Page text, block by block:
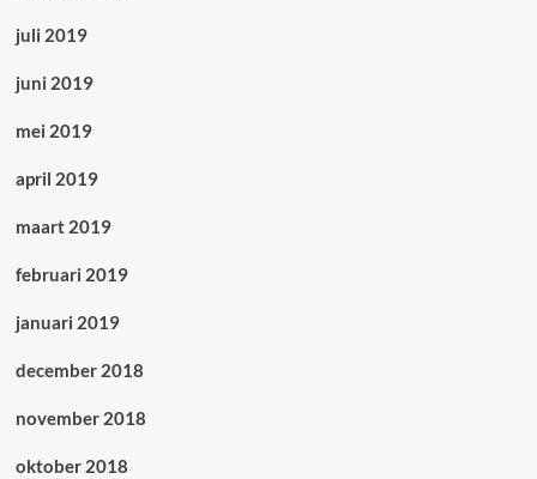
juli 2019
juni 2019
mei 2019
april 2019
maart 2019
februari 2019
januari 2019
december 2018
november 2018
oktober 2018